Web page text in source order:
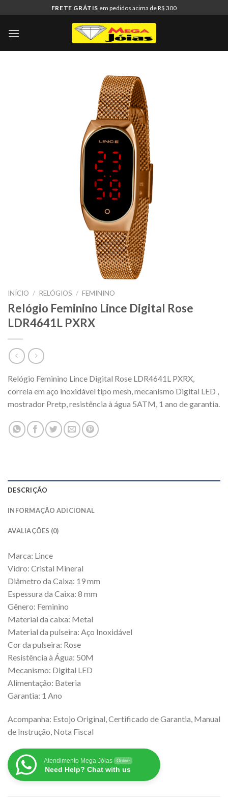
to
content
FRETE GRÁTIS em pedidos acima de R$ 300
INÍCIO / RELÓGIOS / FEMININO
Relógio Feminino Lince Digital Rose
LDR4641L PXRX
Relógio Feminino Lince Digital Rose LDR4641L PXRX,
correia em aço inoxidável tipo mesh, mecanismo Digital LED ,
mostrador Pretp, resistência à água 5ATM, 1 ano de garantia.
DESCRIÇÃO
INFORMAÇÃO ADICIONAL
AVALIAÇÕES (0)
Marca: Lince
Vidro: Cristal Mineral
Diâmetro da Caixa: 19 mm
Espessura da Caixa: 8 mm
Gênero: Feminino
Material da caixa: Metal
Material da pulseira: Aço Inoxidável
Cor da pulseira: Rose
Resistência à Água: 50M
Mecanismo: Digital LED
Alimentação: Bateria
Garantia: 1 Ano
Acompanha: Estojo Original, Certificado de Garantia, Manual
de Instrução, Nota Fiscal
Atendimento Mega Jóias Online
Need Help? Chat with us